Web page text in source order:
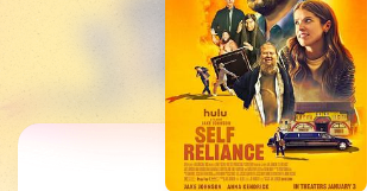
暂无观看影片的记录